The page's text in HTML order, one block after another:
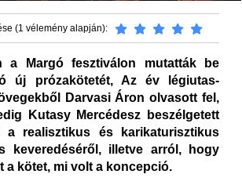
(1 vélemény alapján):
a Margó fesztiválon mutatták be
új prózakötetét, Az év légiutas-
Darvasi Áron olvasott fel,
Kutasy Mercédesz beszélgetett
a realisztikus és karikaturisztikus
keveredéséről, illetve arról, hogy
a kötet, mi volt a koncepció.